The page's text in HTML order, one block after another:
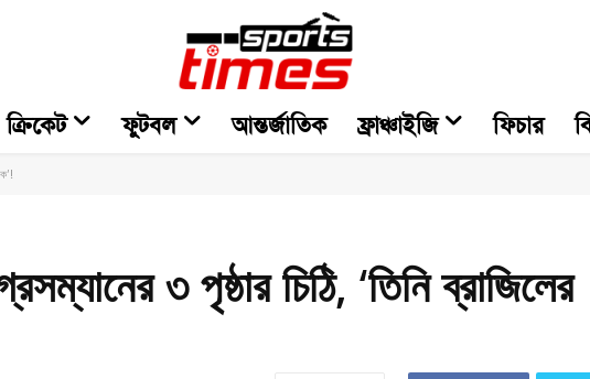
ক্রিকেট ফুটবল আন্তর্জাতিক ফ্রাঞ্চাইজি ফিচার
৩ পৃষ্ঠার চিঠি, ‘তিনি ব্রাজিলের